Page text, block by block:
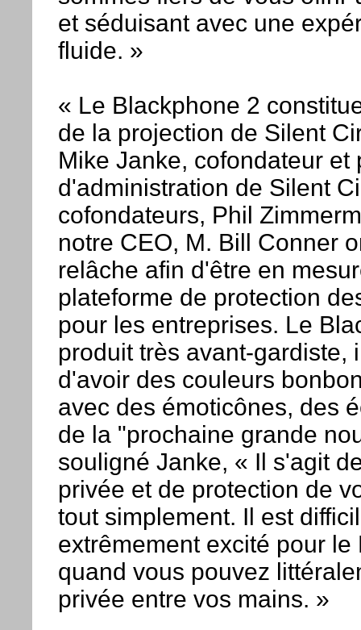
et séduisant avec une
fluide. »
« Le Blackphone 2
de la projection de Silent
Mike Janke, cofondateur et
d'administration de Silent
cofondateurs, Phil
notre CEO, M. Bill Conner
relâche afin d'être en
plateforme de protection
pour les entreprises. Le
produit très avant-gardiste,
d'avoir des couleurs
avec des émoticônes, des
de la "prochaine grande
souligné Janke, « Il s'agit
privée et de protection de
tout simplement. Il est
extrêmement excité pour le
quand vous pouvez
privée entre vos mains. »